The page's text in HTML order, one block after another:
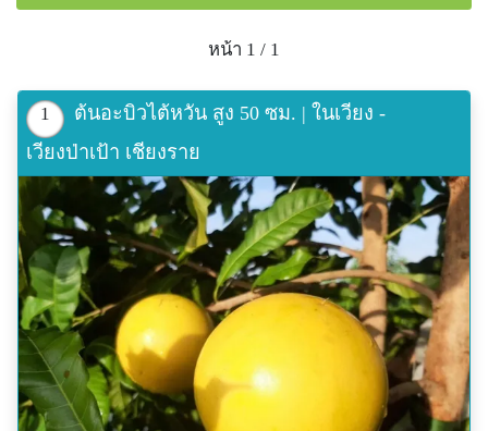
หน้า 1 / 1
1
ต้นอะบิวไต้หวัน สูง 50 ซม. | ในเวียง -
เวียงป่าเป้า เชียงราย